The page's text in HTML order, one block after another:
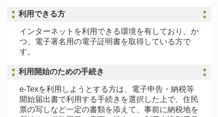
利用できる方
インターネットを利用できる環境を有しており、か
つ、電子署名用の電子証明書を取得している方で
す。
利用開始のための手続き
e-Texを利用しようとする方は、電子申告・納税等
開始届出書で利用する手続きを選択した上で、住民
票の写しなど一定の書類を添えて、事前に納税地を